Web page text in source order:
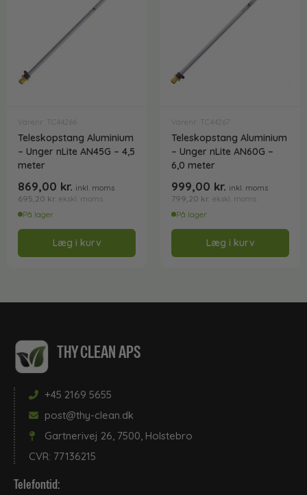
Varenr: TC44266
Teleskopstang Aluminium
– Unger nLite AN45G – 4,5
meter
869,00 kr. inkl. moms
695,20 kr. ekskl. moms
På lager
Læg i kurv
Varenr: TC44267
Teleskopstang Aluminium
– Unger nLite AN60G –
6,0 meter
999,00 kr. inkl. moms
799,20 kr. ekskl. moms
På lager
Læg i kurv
THY CLEAN APS
+45 2169 5655
post@thy-clean.dk
Gartnerivej 26, 7500, Holstebro
CVR: 77136215
Telefontid: